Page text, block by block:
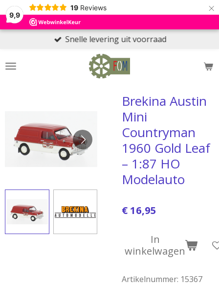
9,9
19 Reviews ×
Snelle levering uit voorraad
Brekina Austin
Mini
Countryman
1960 Gold Leaf
– 1:87 HO
Modelauto
€ 16,95
In
winkelwagen
Artikelnummer: 15367